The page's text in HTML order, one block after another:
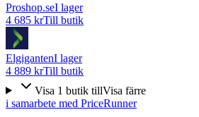
Proshop.seI lager
4 685 krTill butik
ElgigantenI lager
4 889 krTill butik
Visa 1 butik tillVisa färre
i samarbete med PriceRunner